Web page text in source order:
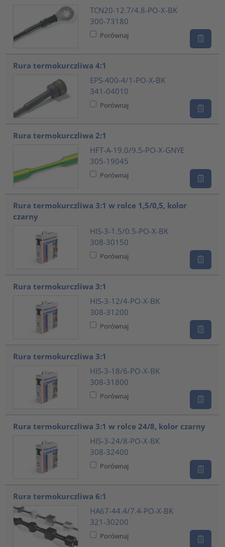
TCN20-12.7/4.8-PO-X-BK
300-73180
Porównaj
Rura termokurczliwa 4:1
EPS-400-4/1-PO-X-BK
341-04010
Porównaj
Rura termokurczliwa 2:1
HFT-A-19.0/9.5-PO-X-GNYE
305-19045
Porównaj
Rura termokurczliwa 3:1 w rolce 1,5/0,5, kolor
czarny
HIS-3-1.5/0.5-PO-X-BK
308-30150
Porównaj
Rura termokurczliwa 3:1
HIS-3-12/4-PO-X-BK
308-31200
Porównaj
Rura termokurczliwa 3:1
HIS-3-18/6-PO-X-BK
308-31800
Porównaj
Rura termokurczliwa 3:1 w rolce 24/8, kolor czarny
HIS-3-24/8-PO-X-BK
308-32400
Porównaj
Rura termokurczliwa 6:1
HA67-44.4/7.4-PO-X-BK
321-30200
Porównaj